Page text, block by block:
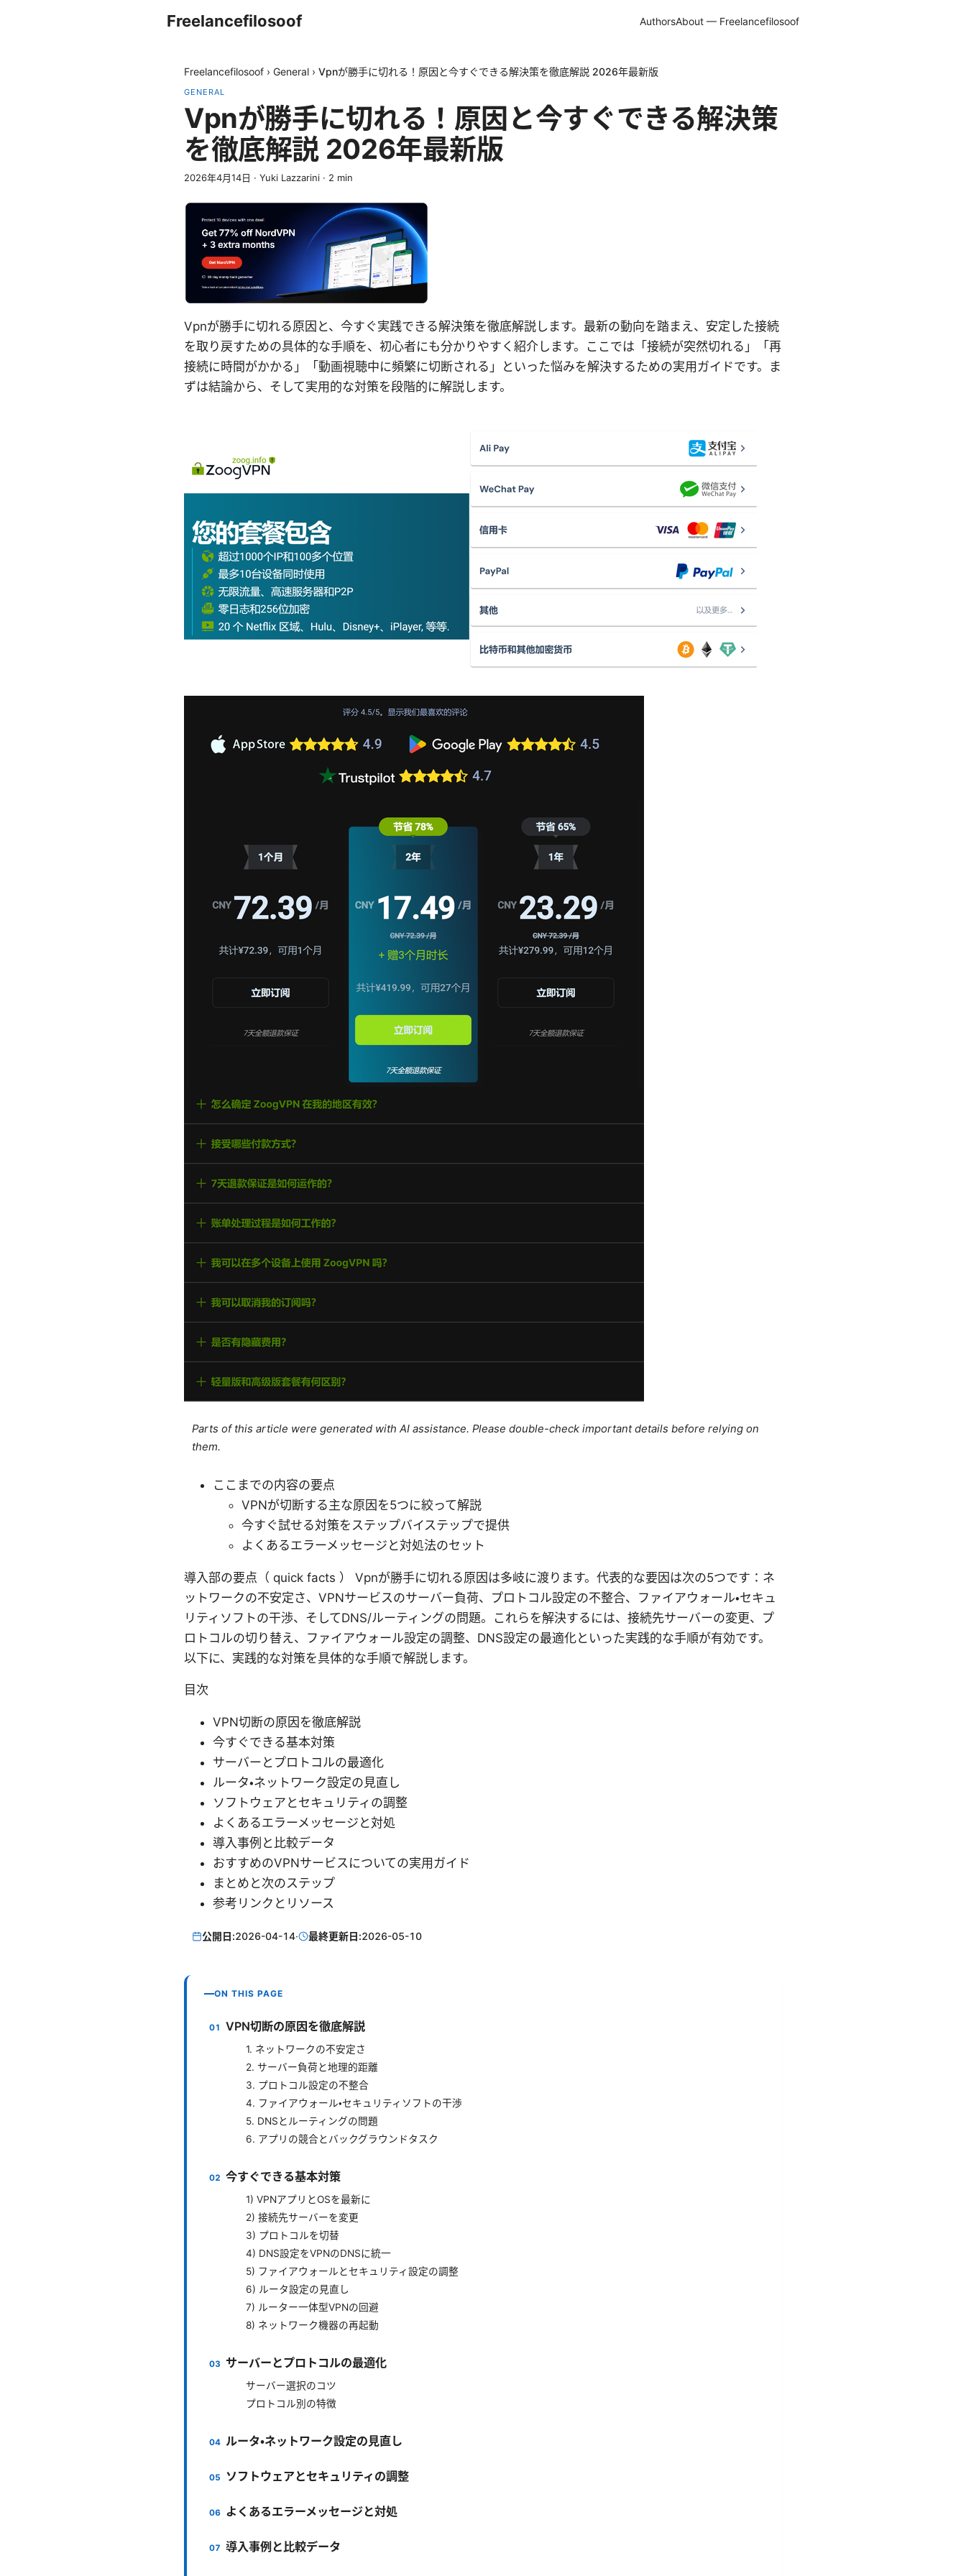
Freelancefilosoof AuthorsAbout — Freelancefilosoof
Freelancefilosoof › General › Vpnが勝手に切れる！原因と今すぐできる解決策を徹底解説 2026年最新版
GENERAL
Vpnが勝手に切れる！原因と今すぐできる解決策
を徹底解説 2026年最新版
2026年4月14日 · Yuki Lazzarini · 2 min
Vpnが勝手に切れる原因と、今すぐ実践できる解決策を徹底解説します。最新の動向を踏まえ、安定した接続
を取り戻すための具体的な手順を、初心者にも分かりやすく紹介します。ここでは「接続が突然切れる」「再
接続に時間がかかる」「動画視聴中に頻繁に切断される」といった悩みを解決するための実用ガイドです。ま
ずは結論から、そして実用的な対策を段階的に解説します。
Parts of this article were generated with AI assistance. Please double-check important details before relying on
them.
ここまでの内容の要点
VPNが切断する主な原因を5つに絞って解説
今すぐ試せる対策をステップバイステップで提供
よくあるエラーメッセージと対処法のセット
導入部の要点（ quick facts ） Vpnが勝手に切れる原因は多岐に渡ります。代表的な要因は次の5つです：ネ
ットワークの不安定さ、VPNサービスのサーバー負荷、プロトコル設定の不整合、ファイアウォール・セキュ
リティソフトの干渉、そしてDNS/ルーティングの問題。これらを解決するには、接続先サーバーの変更、プ
ロトコルの切り替え、ファイアウォール設定の調整、DNS設定の最適化といった実践的な手順が有効です。
以下に、実践的な対策を具体的な手順で解説します。
目次
VPN切断の原因を徹底解説
今すぐできる基本対策
サーバーとプロトコルの最適化
ルータ・ネットワーク設定の見直し
ソフトウェアとセキュリティの調整
よくあるエラーメッセージと対処
導入事例と比較データ
おすすめのVPNサービスについての実用ガイド
まとめと次のステップ
参考リンクとリソース
公開日:2026-04-14· 最終更新日:2026-05-10
ON THIS PAGE
VPN切断の原因を徹底解説
1. ネットワークの不安定さ
2. サーバー負荷と地理的距離
3. プロトコル設定の不整合
4. ファイアウォール・セキュリティソフトの干渉
5. DNSとルーティングの問題
6. アプリの競合とバックグラウンドタスク
今すぐできる基本対策
1) VPNアプリとOSを最新に
2) 接続先サーバーを変更
3) プロトコルを切替
4) DNS設定をVPNのDNSに統一
5) ファイアウォールとセキュリティ設定の調整
6) ルータ設定の見直し
7) ルーター一体型VPNの回避
8) ネットワーク機器の再起動
サーバーとプロトコルの最適化
サーバー選択のコツ
プロトコル別の特徴
ルータ・ネットワーク設定の見直し
ソフトウェアとセキュリティの調整
よくあるエラーメッセージと対処
導入事例と比較データ